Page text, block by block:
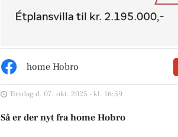
home Hobro
Tirsdag d. 07. okt. 2025 - kl. 16:59
Så er der nyt fra home Hobro